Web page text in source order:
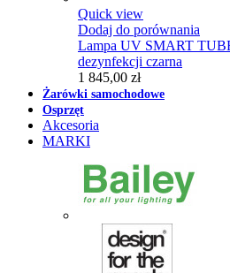
Quick view
Dodaj do porównania
Lampa UV SMART
dezynfekcji czarna
1 845,00 zł
Żarówki samochodowe
Osprzęt
Akcesoria
MARKI